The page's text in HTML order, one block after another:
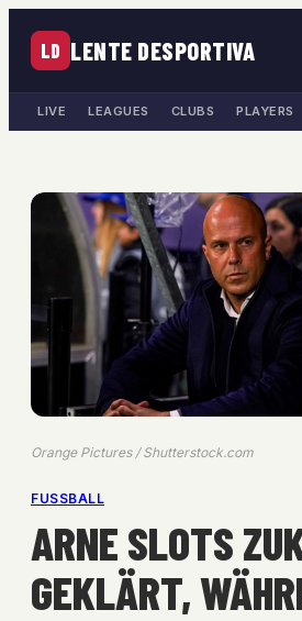
LD LENTE DESPORTIVA
LIVE LEAGUES CLUBS PLAYERS
Orange Pictures / Shutterstock.com
FUSSBALL
ARNE SLOTS
GEKLÄRT,